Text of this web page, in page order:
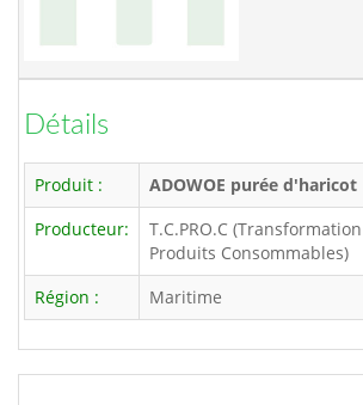
Détails
Produit :
ADOWOE purée d'haricot
Producteur:
T.C.PRO.C
Produits Consommables)
Région :
Maritime